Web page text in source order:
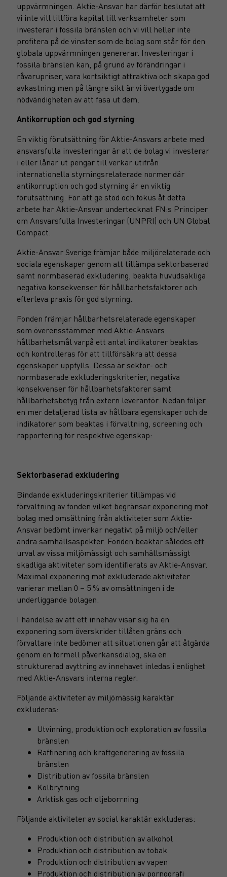
uppvärmningen. Aktie-Ansvar har därför beslutat att
vi inte vill tillföra kapital till verksamheter som
investerar i fossila bränslen och vi vill heller inte
profitera på de vinster som de bolag som står för den
globala uppvärmningen genererar. Investeringar i
fossila bränslen kan, på grund av förändringar i
råvarupriser, vara kortsiktigt attraktiva och skapa god
avkastning men på längre sikt är vi övertygade om
nödvändigheten av att fasa ut dem.
Antikorruption och god styrning
En viktig förutsättning för Aktie-Ansvars arbete med
ansvarsfulla investeringar är att de bolag vi investerar
i eller lånar ut pengar till verkar utifrån
internationella styrningsrelaterade normer där
antikorruption och god styrning är en viktig
förutsättning. För att ge stöd och fokus åt detta
arbete har Aktie-Ansvar undertecknat FN:s Principer
om Ansvarsfulla Investeringar (UNPRI) och UN Global
Compact.
Aktie-Ansvar Sverige främjar både miljörelaterade och
sociala egenskaper genom att tillämpa sektorbaserad
samt normbaserad exkludering, beakta huvudsakliga
negativa konsekvenser för hållbarhetsfaktorer och
efterleva praxis för god styrning.
Fonden främjar hållbarhetsrelaterade egenskaper
som överensstämmer med Aktie-Ansvars
hållbarhetsmål varpå ett antal indikatorer beaktas
och kontrolleras för att tillförsäkra att dessa
egenskaper uppfylls. Dessa är sektor- och
normbaserade exkluderingskriterier, negativa
konsekvenser för hållbarhetsfaktorer samt
hållbarhetsbetyg från extern leverantör. Nedan följer
en mer detaljerad lista av hållbara egenskaper och de
indikatorer som beaktas i förvaltning, screening och
rapportering för respektive egenskap:
Sektorbaserad exkludering
Bindande exkluderingskriterier tillämpas vid
förvaltning av fonden vilket begränsar exponering mot
bolag med omsättning från aktiviteter som Aktie-
Ansvar bedömt inverkar negativt på miljö och/eller
andra samhällsaspekter. Fonden beaktar således ett
urval av vissa miljömässigt och samhällsmässigt
skadliga aktiviteter som identifierats av Aktie-Ansvar.
Maximal exponering mot exkluderade aktiviteter
varierar mellan 0 – 5 % av omsättningen i de
underliggande bolagen.
I händelse av att ett innehav visar sig ha en
exponering som överskrider tillåten gräns och
förvaltare inte bedömer att situationen går att åtgärda
genom en formell påverkansdialog, ska en
strukturerad avyttring av innehavet inledas i enlighet
med Aktie-Ansvars interna regler.
Följande aktiviteter av miljömässig karaktär
exkluderas:
Utvinning, produktion och exploration av fossila
bränslen
Raffinering och kraftgenerering av fossila
bränslen
Distribution av fossila bränslen
Kolbrytning
Arktisk gas och oljeborrning
Följande aktiviteter av social karaktär exkluderas:
Produktion och distribution av alkohol
Produktion och distribution av tobak
Produktion och distribution av vapen
Produktion och distribution av pornografi